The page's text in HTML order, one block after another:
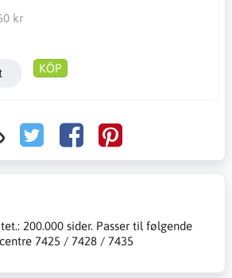
kr
KÖP
200.000 sider. Passer til følgende
7425 / 7428 / 7435